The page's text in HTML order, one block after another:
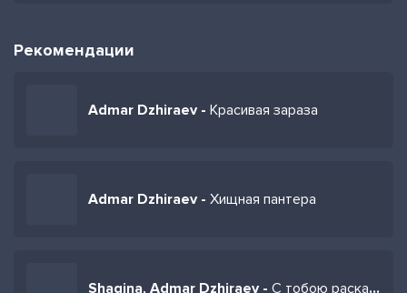
Рекомендации
Admar Dzhiraev - Красивая зараза
Admar Dzhiraev - Хищная пантера
Shaqina, Admar Dzhiraev - С тобою раскайфованы